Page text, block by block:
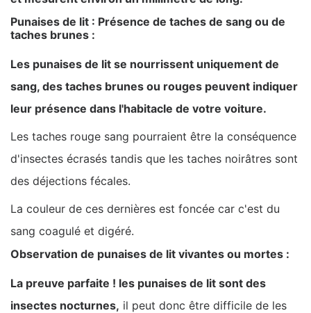
Punaises de lit : Présence de taches de sang ou de
taches brunes :
Les punaises de lit se nourrissent uniquement de
sang, des taches brunes ou rouges peuvent indiquer
leur présence dans l'habitacle de votre voiture.
Les taches rouge sang pourraient être la conséquence
d'insectes écrasés tandis que les taches noirâtres sont
des déjections fécales.
La couleur de ces dernières est foncée car c'est du
sang coagulé et digéré.
Observation de punaises de lit vivantes ou mortes :
La preuve parfaite ! les punaises de lit sont des
insectes nocturnes, il peut donc être difficile de les